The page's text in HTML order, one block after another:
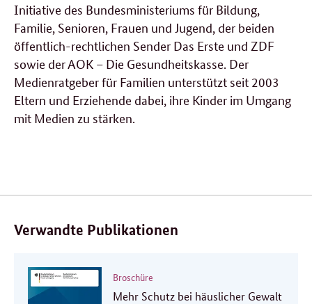
Initiative des Bundesministeriums für Bildung,
Familie, Senioren, Frauen und Jugend, der beiden
öffentlich-rechtlichen Sender Das Erste und ZDF
sowie der AOK – Die Gesundheitskasse. Der
Medienratgeber für Familien unterstützt seit 2003
Eltern und Erziehende dabei, ihre Kinder im Umgang
mit Medien zu stärken.
Verwandte Publikationen
Broschüre
Mehr Schutz bei häuslicher Gewalt